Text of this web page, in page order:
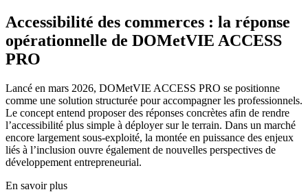
Accessibilité des commerces : la réponse
opérationnelle de DOMetVIE ACCESS
PRO
Lancé en mars 2026, DOMetVIE ACCESS PRO se positionne
comme une solution structurée pour accompagner les professionnels.
Le concept entend proposer des réponses concrètes afin de rendre
l’accessibilité plus simple à déployer sur le terrain. Dans un marché
encore largement sous-exploité, la montée en puissance des enjeux
liés à l’inclusion ouvre également de nouvelles perspectives de
développement entrepreneurial.
En savoir plus